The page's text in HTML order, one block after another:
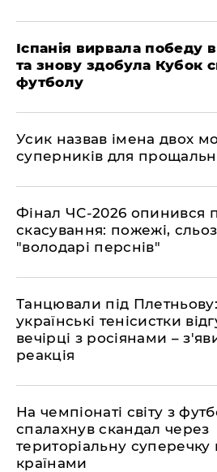
Іспанія вирвала победу
та знову здобула Кубок
футболу
​Усик назвав імена двох
суперників для
​Фінал ЧС-2026 опинився
скасування: пожежі,
"володарі перснів"
​Танцювали під Плетньову:
українські тенісистки
вечірці з росіянами –
реакція
​На чемпіонаті світу з
спалахнув скандал через
територіальну
країнами